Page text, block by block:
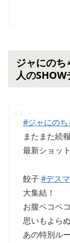
ジャにの
人のSHOW
#ジャにのち
またまた続
最新ショッ
餃子 #デス
大集結！
お腹ペコペ
思いもよら
あの特別ル